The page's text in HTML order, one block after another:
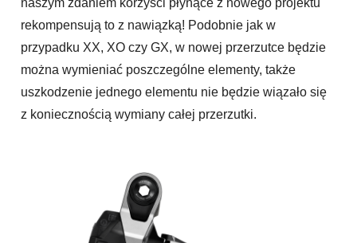
rekompensują to z nawiązką! Podobnie jak w
przypadku XX, XO czy GX, w nowej przerzutce będzie
można wymieniać poszczególne elementy, także
uszkodzenie jednego elementu nie będzie wiązało się
z koniecznością wymiany całej przerzutki.